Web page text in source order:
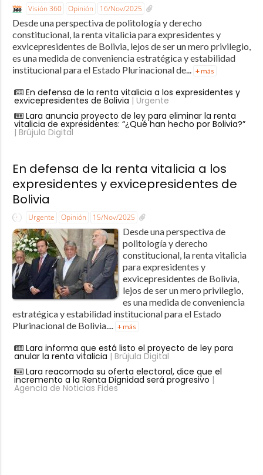
Visión 360 Opinión 16/Nov/2025
Desde una perspectiva de politología y derecho
constitucional, la renta vitalicia para expresidentes y
exvicepresidentes de Bolivia, lejos de ser un mero privilegio,
es una medida de conveniencia estratégica y estabilidad
institucional para el Estado Plurinacional de... + más
En defensa de la renta vitalicia a los expresidentes y
exvicepresidentes de Bolivia | Urgente
Lara anuncia proyecto de ley para eliminar la renta
vitalicia de expresidentes: “¿Qué han hecho por Bolivia?”
| Brújula Digital
En defensa de la renta vitalicia a los
expresidentes y exvicepresidentes de
Bolivia
Urgente Opinión 15/Nov/2025
Desde una perspectiva de
politología y derecho
constitucional, la renta vitalicia
para expresidentes y
exvicepresidentes de Bolivia,
lejos de ser un mero privilegio,
es una medida de conveniencia
estratégica y estabilidad institucional para el Estado
Plurinacional de Bolivia.... + más
Lara informa que está listo el proyecto de ley para
anular la renta vitalicia | Brújula Digital
Lara reacomoda su oferta electoral, dice que el
incremento a la Renta Dignidad será progresivo |
Agencia de Noticias Fides